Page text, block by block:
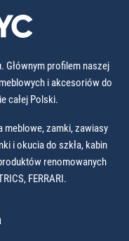
Głównym profilem naszej
i akcesoriów do
całej Polski.
meblowe, zamki, zawiasy
i okucia do szkła, kabin
renomowanych
FERRARI.